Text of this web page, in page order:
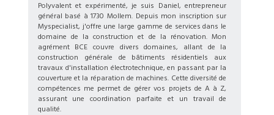
Polyvalent et expérimenté, je suis Daniel, entrepreneur
général basé à 1730 Mollem. Depuis mon inscription sur
Myspecialist, j'offre une large gamme de services dans le
domaine de la construction et de la rénovation. Mon
agrément BCE couvre divers domaines, allant de la
construction générale de bâtiments résidentiels aux
travaux d'installation électrotechnique, en passant par la
couverture et la réparation de machines. Cette diversité de
compétences me permet de gérer vos projets de A à Z,
assurant une coordination parfaite et un travail de
qualité.